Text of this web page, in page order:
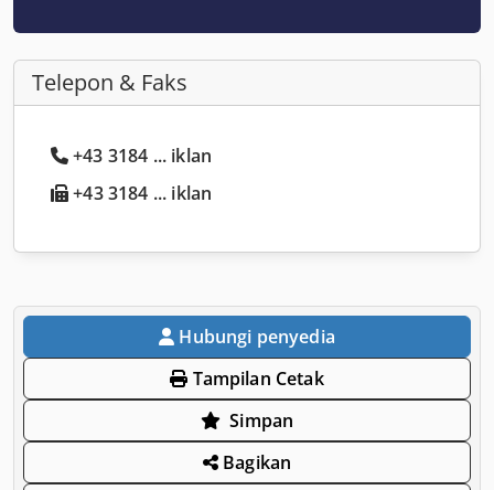
Telepon & Faks
+43 3184 ... iklan
+43 3184 ... iklan
Hubungi penyedia
Tampilan Cetak
Simpan
Bagikan